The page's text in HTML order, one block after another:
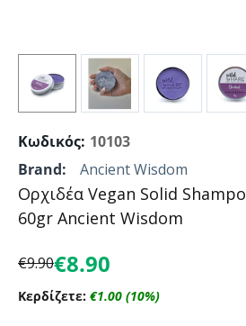
Ορχιδέα Vegan Solid
60gr Ancient Wisdom
Brand: Ancient Wisdom
€9.90€8.90
Κερδίζετε: €1.00 (10%)
Κωδικός: 10103